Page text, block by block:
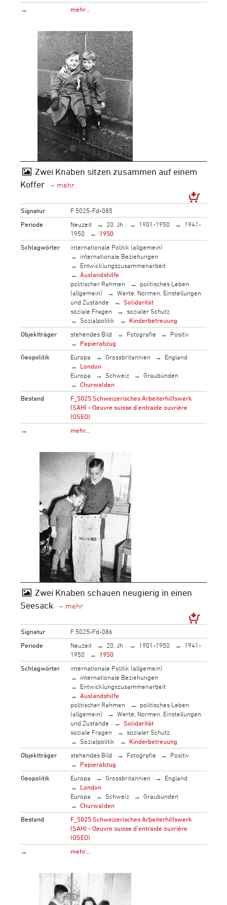
→
mehr…
Zwei Knaben sitzen zusammen auf einem
Koffer
Signatur
F 5025-Fd-085
Periode
Neuzeit 20. Jh. 1901-1950
1941-
1950
1950
Schlagwörter
internationale Politik (allgemein)
internationale Beziehungen
Entwicklungszusammenarbeit
Auslandshilfe
politischer Rahmen
politisches Leben
(allgemein)
Werte, Normen, Einstellungen
und Zustände
Solidarität
soziale Fragen
sozialer Schutz
Sozialpolitik
Kinderbetreuung
Objektträger
stehendes Bild Fotografie
Positiv
Papierabzug
Geopolitik
Europa Grossbritannien
England
London
Europa
Schweiz
Graubünden
Churwalden
Bestand
F_5025 Schweizerisches Arbeiterhilfswerk
(SAH) - Oeuvre suisse d'entraide ouvrière
(OSEO)
→
mehr…
Zwei Knaben schauen neugierig in einen
Seesack
Signatur
F 5025-Fd-086
Periode
Neuzeit 20. Jh. 1901-1950
1941-
1950
1950
Schlagwörter
internationale Politik (allgemein)
internationale Beziehungen
Entwicklungszusammenarbeit
Auslandshilfe
politischer Rahmen
politisches Leben
(allgemein)
Werte, Normen, Einstellungen
und Zustände
Solidarität
soziale Fragen
sozialer Schutz
Sozialpolitik
Kinderbetreuung
Objektträger
stehendes Bild Fotografie
Positiv
Papierabzug
Geopolitik
Europa Grossbritannien
England
London
Europa
Schweiz
Graubünden
Churwalden
Bestand
F_5025 Schweizerisches Arbeiterhilfswerk
(SAH) - Oeuvre suisse d'entraide ouvrière
(OSEO)
→
mehr…